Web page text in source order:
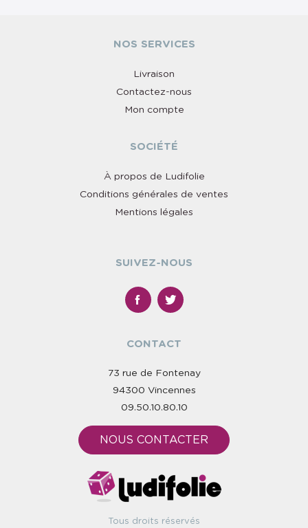
NOS SERVICES
Livraison
Contactez-nous
Mon compte
SOCIÉTÉ
À propos de Ludifolie
Conditions générales de ventes
Mentions légales
SUIVEZ-NOUS
CONTACT
73 rue de Fontenay
94300 Vincennes
09.50.10.80.10
NOUS CONTACTER
Tous droits réservés